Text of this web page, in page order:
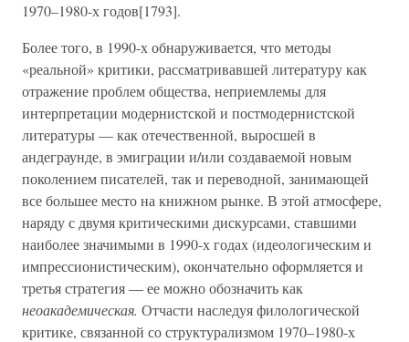
1970–1980-х годов[1793].
Более того, в 1990-х обнаруживается, что методы
«реальной» критики, рассматривавшей литературу как
отражение проблем общества, неприемлемы для
интерпретации модернистской и постмодернистской
литературы — как отечественной, выросшей в
андеграунде, в эмиграции и/или создаваемой новым
поколением писателей, так и переводной, занимающей
все большее место на книжном рынке. В этой атмосфере,
наряду с двумя критическими дискурсами, ставшими
наиболее значимыми в 1990-х годах (идеологическим и
импрессионистическим), окончательно оформляется и
третья стратегия — ее можно обозначить как
неоакадемическая. Отчасти наследуя филологической
критике, связанной со структурализмом 1970–1980-х